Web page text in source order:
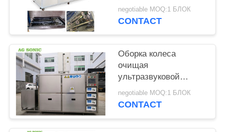
двигателя 360Л с
прикрепленной на
negotiable MOQ:1 БЛОК
CONTACT
Оборка колеса
очищая
ультразвуковой
уборщик двигателя с
контролируемым ПЛК
negotiable MOQ:1 БЛОК
CONTACT